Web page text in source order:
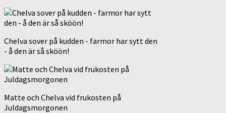
Chelva sover på kudden - farmor har sytt den
- å den är så sköön!
Matte och Chelva vid frukosten på
Juldagsmorgonen